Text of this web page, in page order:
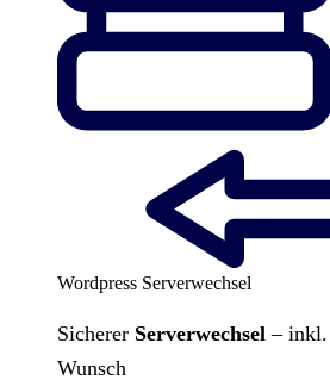
Wordpress Serverwechsel
Sicherer Serverwechsel –
Wunsch